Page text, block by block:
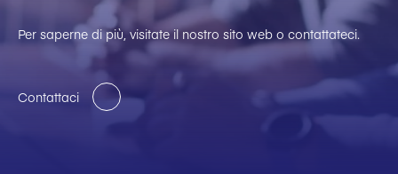
Per saperne di più, visitate il nostro sito web o contattateci.
Contattaci